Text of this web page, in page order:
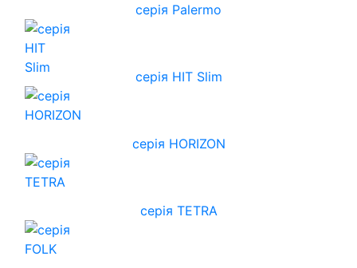
серія Palermo
серія HIT Slim
cерія HORIZON
серія TETRA